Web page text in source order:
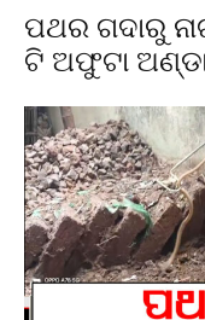
ପଥର ଗଦାରୁ
ଟି ଅଫୁଟା